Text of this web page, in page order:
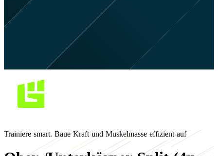
Trainiere smart. Baue Kraft und Muskelmasse effizient auf